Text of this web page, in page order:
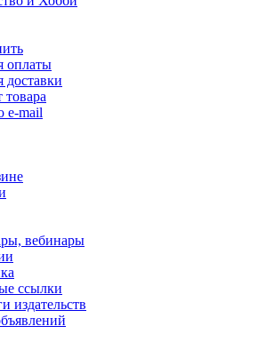
оплаты
доставки
товара
e-mail
вебинары
ссылки
издательств